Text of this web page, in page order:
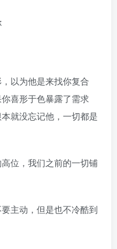
以为他是来找你复合
喜形于色暴露了需求
就没忘记他，一切都是
位，我们之前的一切铺
主动，但是也不冷酷到